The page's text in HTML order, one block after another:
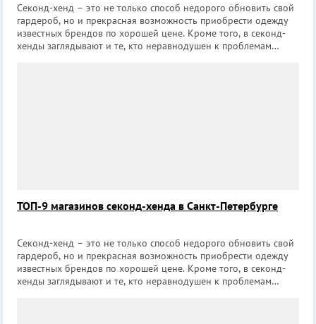
Секонд-хенд – это не только способ недорого обновить свой
гардероб, но и прекрасная возможность приобрести одежду
известных брендов по хорошей цене. Кроме того, в секонд-
хенды заглядывают и те, кто неравнодушен к проблемам
ТОП-9 магазинов секонд-хенда в Санкт-Петербурге
Секонд-хенд – это не только способ недорого обновить свой
гардероб, но и прекрасная возможность приобрести одежду
известных брендов по хорошей цене. Кроме того, в секонд-
хенды заглядывают и те, кто неравнодушен к проблемам